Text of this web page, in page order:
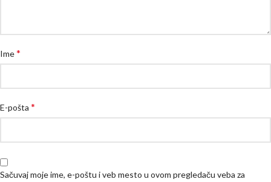
Ime*
E-pošta *
Sačuvaj moje ime, e-poštu i veb mesto u ovom pregledaču veba za